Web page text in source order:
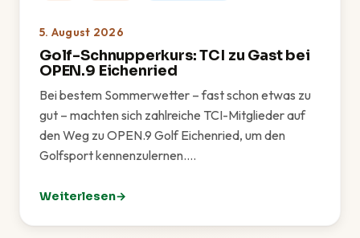
5. August 2026
Golf-Schnupperkurs: TCI zu Gast bei
OPEN.9 Eichenried
Bei bestem Sommerwetter – fast schon etwas zu
gut – machten sich zahlreiche TCI-Mitglieder auf
den Weg zu OPEN.9 Golf Eichenried, um den
Golfsport kennenzulernen.…
Weiterlesen
: Golf-Schnupperkurs: TCI zu Gast bei OPEN.9